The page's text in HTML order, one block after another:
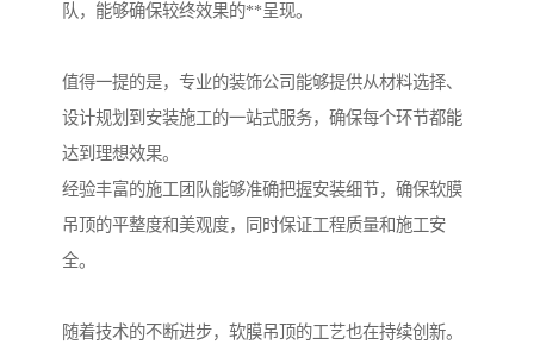
队，能够确保较终效果的**呈现。
值得一提的是，专业的装饰公司能够提供从材料选择、
设计规划到安装施工的一站式服务，确保每个环节都能
达到理想效果。
经验丰富的施工团队能够准确把握安装细节，确保软膜
吊顶的平整度和美观度，同时保证工程质量和施工安
全。
随着技术的不断进步，软膜吊顶的工艺也在持续创新。